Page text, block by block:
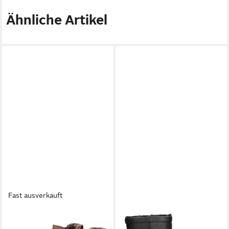
Ähnliche Artikel
Fast ausverkauft
Chelsea Boots Stiefel
PANAMA JACK
Fedro C2 Winterboots